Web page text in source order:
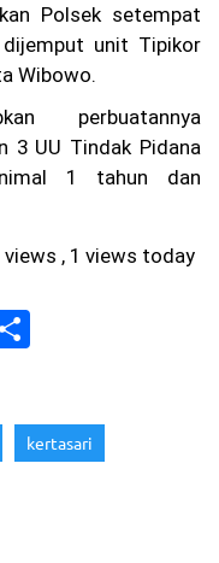
Polsek setempat
unit Tipikor
Wibowo.
perbuatannya
3 UU Tindak Pidana
1 tahun dan
, 1 views today
e
kertasari